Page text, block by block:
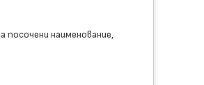
посочени наименование,